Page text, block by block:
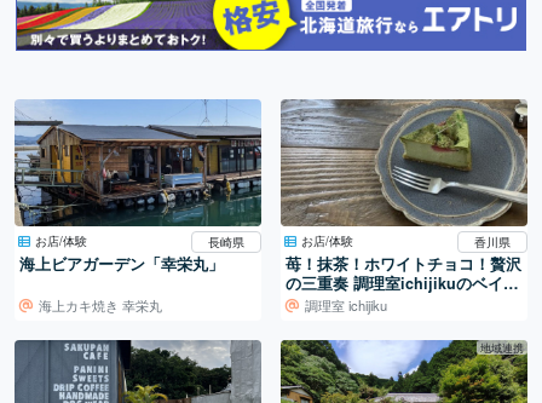
お店/体験 長崎県
海上ビアガーデン「幸栄丸」
海上カキ焼き 幸栄丸
お店/体験 香川県
苺！抹茶！ホワイトチョコ！贅沢
の三重奏 調理室ichijikuのベイク
ドチーズケーキ
調理室 ichijiku
地域連携